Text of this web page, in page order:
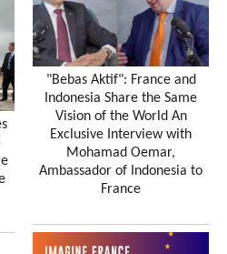
"Bebas Aktif": France and
Indonesia Share the Same
Vision of the World An
Exclusive Interview with
Mohamad Oemar,
Ambassador of Indonesia to
France